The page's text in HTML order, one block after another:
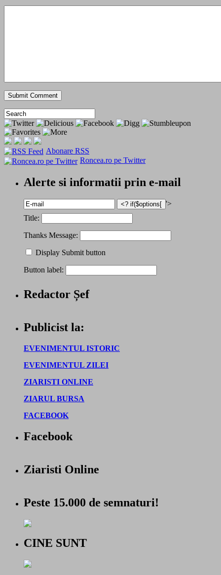
Abonare RSS
Roncea.ro pe Twitter
Alerte si informatii prin e-mail
'>
Title:
Thanks Message:
Display Submit button
Button label:
Redactor Șef
Publicist la:
EVENIMENTUL ISTORIC
EVENIMENTUL ZILEI
ZIARISTI ONLINE
ZIARUL BURSA
FACEBOOK
Facebook
Ziaristi Online
Peste 15.000 de semnaturi!
CINE SUNT